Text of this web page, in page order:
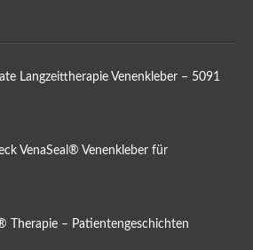
Langzeittherapie Venenkleber – 5091
VenaSeal® Venenkleber für
Therapie – Patientengeschichten